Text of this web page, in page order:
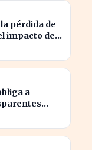
pérdida de
impacto de
a